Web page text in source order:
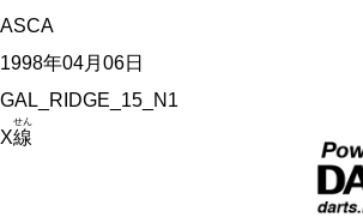
ASCA
1998年04月06日
GAL_RIDGE_15_N1
X線
せん